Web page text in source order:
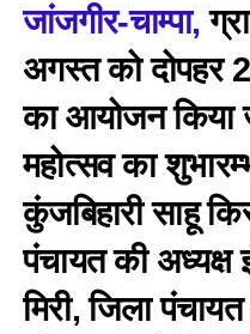
जांजगीर-चाम्पा,
अगस्त को दोपहर
का आयोजन किया
महोत्सव का
कुंजबिहारी साहू
पंचायत की
मिरी, जिला